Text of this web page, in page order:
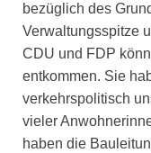
bezüglich des
Verwaltungsspitze
CDU und FDP
entkommen. Sie
verkehrspolitisch
vieler
haben die